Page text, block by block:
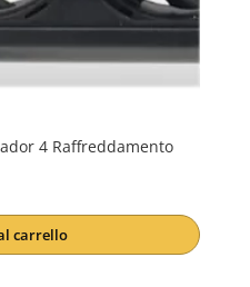
4 Raffreddamento
carrello